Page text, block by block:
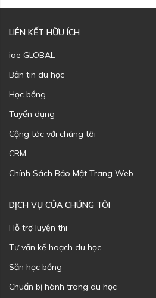
LIÊN KẾT HỮU ÍCH
iae GLOBAL
Bản tin du học
Học bổng
Tuyển dụng
Cộng tác với chúng tôi
CRM
Chính Sách Bảo Mật Trang Web
DỊCH VỤ CỦA CHÚNG TÔI
Hỗ trợ luyện thi
Tư vấn kế hoạch du học
Săn học bổng
Chuẩn bị hành trang du học